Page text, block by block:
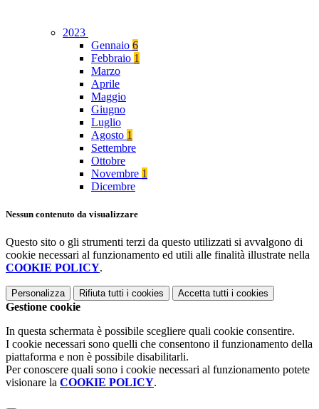
2023
Gennaio 6
Febbraio 1
Marzo
Aprile
Maggio
Giugno
Luglio
Agosto 1
Settembre
Ottobre
Novembre 1
Dicembre
Nessun contenuto da visualizzare
Questo sito o gli strumenti terzi da questo utilizzati si avvalgono di
cookie necessari al funzionamento ed utili alle finalità illustrate nella
COOKIE POLICY.
Personalizza Rifiuta tutti i cookies Accetta tutti i cookies
Gestione cookie
In questa schermata è possibile scegliere quali cookie consentire.
I cookie necessari sono quelli che consentono il funzionamento della
piattaforma e non è possibile disabilitarli.
Per conoscere quali sono i cookie necessari al funzionamento potete
visionare la COOKIE POLICY.